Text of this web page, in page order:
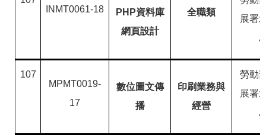
INMT0061-18
PHP資料庫
網頁設計
全職類
展署
107
MPMT0019-
17
數位圖文傳
播
印刷業務與
經營
勞動
展署